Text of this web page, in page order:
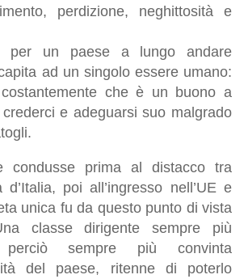
perdizione, neghittosità e
per un paese a lungo andare
ad un singolo essere umano:
che è un buono a
e adeguarsi suo malgrado
condusse prima al distacco tra
poi all’ingresso nell’UE e
unica fu da questo punto di vista
classe dirigente sempre più
sempre più convinta
del paese, ritenne di poterlo